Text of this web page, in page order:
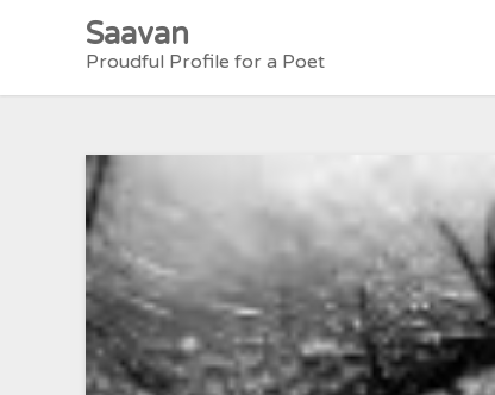
Saavan
Proudful Profile for a Poet